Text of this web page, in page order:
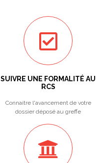
SUIVRE UNE FORMALITÉ AU
RCS
Connaitre l'avancement de votre
dossier déposé au greffe